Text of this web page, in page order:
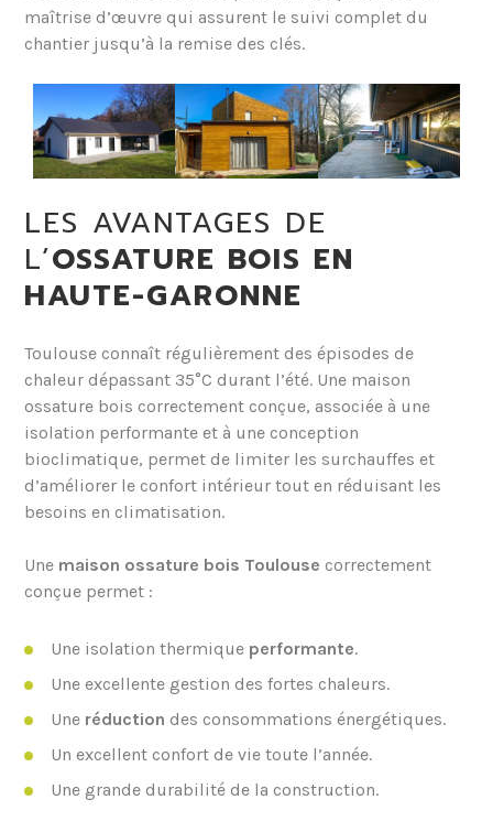
maîtrise d’œuvre qui assurent le suivi complet du
chantier jusqu’à la remise des clés.
LES AVANTAGES DE
L’OSSATURE BOIS EN
HAUTE-GARONNE
Toulouse connaît régulièrement des épisodes de
chaleur dépassant 35°C durant l’été. Une maison
ossature bois correctement conçue, associée à une
isolation performante et à une conception
bioclimatique, permet de limiter les surchauffes et
d’améliorer le confort intérieur tout en réduisant les
besoins en climatisation.
Une maison ossature bois Toulouse correctement
conçue permet :
Une isolation thermique performante.
Une excellente gestion des fortes chaleurs.
Une réduction des consommations énergétiques.
Un excellent confort de vie toute l’année.
Une grande durabilité de la construction.